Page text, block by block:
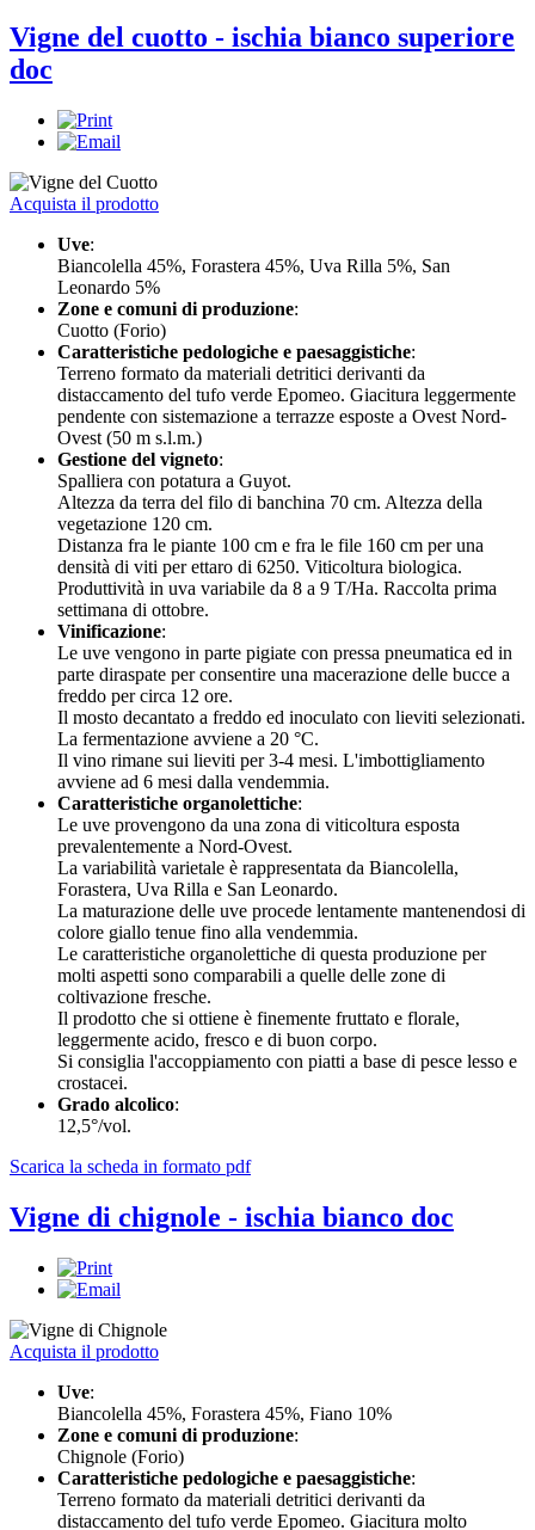
Vigne del cuotto - ischia bianco superiore
doc
Acquista il prodotto
Uve:
Biancolella 45%, Forastera 45%, Uva Rilla 5%, San
Leonardo 5%
Zone e comuni di produzione:
Cuotto (Forio)
Caratteristiche pedologiche e paesaggistiche:
Terreno formato da materiali detritici derivanti da
distaccamento del tufo verde Epomeo. Giacitura leggermente
pendente con sistemazione a terrazze esposte a Ovest Nord-
Ovest (50 m s.l.m.)
Gestione del vigneto:
Spalliera con potatura a Guyot.
Altezza da terra del filo di banchina 70 cm. Altezza della
vegetazione 120 cm.
Distanza fra le piante 100 cm e fra le file 160 cm per una
densità di viti per ettaro di 6250. Viticoltura biologica.
Produttività in uva variabile da 8 a 9 T/Ha. Raccolta prima
settimana di ottobre.
Vinificazione:
Le uve vengono in parte pigiate con pressa pneumatica ed in
parte diraspate per consentire una macerazione delle bucce a
freddo per circa 12 ore.
Il mosto decantato a freddo ed inoculato con lieviti selezionati.
La fermentazione avviene a 20 °C.
Il vino rimane sui lieviti per 3-4 mesi. L'imbottigliamento
avviene ad 6 mesi dalla vendemmia.
Caratteristiche organolettiche:
Le uve provengono da una zona di viticoltura esposta
prevalentemente a Nord-Ovest.
La variabilità varietale è rappresentata da Biancolella,
Forastera, Uva Rilla e San Leonardo.
La maturazione delle uve procede lentamente mantenendosi di
colore giallo tenue fino alla vendemmia.
Le caratteristiche organolettiche di questa produzione per
molti aspetti sono comparabili a quelle delle zone di
coltivazione fresche.
Il prodotto che si ottiene è finemente fruttato e florale,
leggermente acido, fresco e di buon corpo.
Si consiglia l'accoppiamento con piatti a base di pesce lesso e
crostacei.
Grado alcolico:
12,5°/vol.
Scarica la scheda in formato pdf
Vigne di chignole - ischia bianco doc
Acquista il prodotto
Uve:
Biancolella 45%, Forastera 45%, Fiano 10%
Zone e comuni di produzione:
Chignole (Forio)
Caratteristiche pedologiche e paesaggistiche:
Terreno formato da materiali detritici derivanti da
distaccamento del tufo verde Epomeo. Giacitura molto